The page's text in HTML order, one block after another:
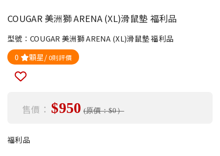
COUGAR 美洲獅 ARENA (XL)滑鼠墊 福利品
型號：COUGAR 美洲獅 ARENA (XL)滑鼠墊 福利品
0
顆星/0則評價
售價： $950 (原價：$0）
福利品